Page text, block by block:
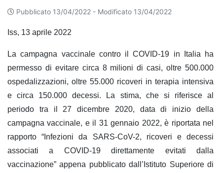
Pubblicato 13/04/2022 - Modificato 13/04/2022
Iss, 13 aprile 2022
La campagna vaccinale contro il COVID-19 in Italia ha
permesso di evitare circa 8 milioni di casi, oltre 500.000
ospedalizzazioni, oltre 55.000 ricoveri in terapia intensiva
e circa 150.000 decessi. La stima, che si riferisce al
periodo tra il 27 dicembre 2020, data di inizio della
campagna vaccinale, e il 31 gennaio 2022, è riportata nel
rapporto “Infezioni da SARS-CoV-2, ricoveri e decessi
associati a COVID-19 direttamente evitati dalla
vaccinazione” appena pubblicato dall’Istituto Superiore di